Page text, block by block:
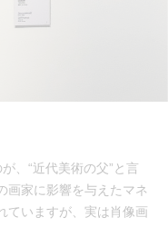
、“近代美術の父”と言
画家に影響を与えたマネ
ていますが、実は肖像画